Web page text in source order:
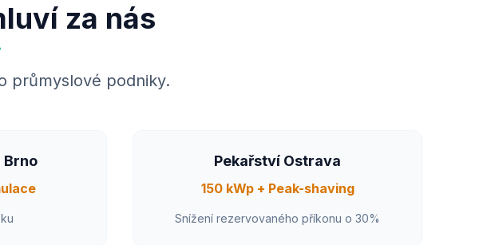
za nás
průmyslové podniky.
Brno Pekařství Ostrava
150 kWp + Peak-shaving
Snížení rezervovaného příkonu o 30%